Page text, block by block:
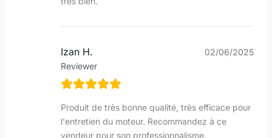
Izan H.
Reviewer
02/06/2025
Produit de très bonne qualité, très efficace pour
l'entretien du moteur. Recommandez à ce
vendeur pour son professionnalisme.